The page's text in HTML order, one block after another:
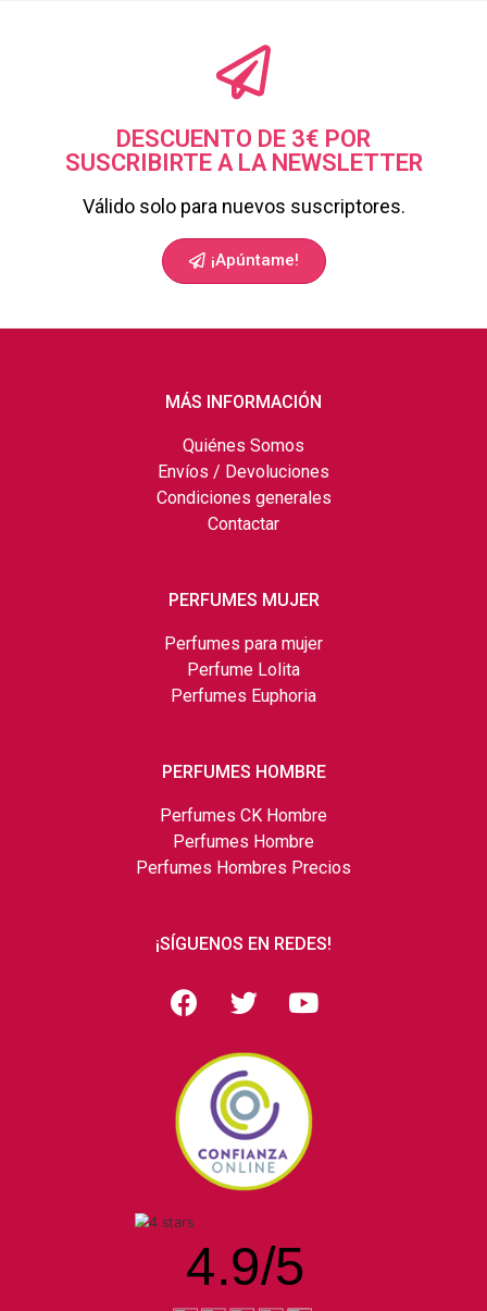
DESCUENTO DE 3€ POR
SUSCRIBIRTE A LA NEWSLETTER
Válido solo para nuevos suscriptores.
¡Apúntame!
MÁS INFORMACIÓN
Quiénes Somos
Envíos / Devoluciones
Condiciones generales
Contactar
PERFUMES MUJER
Perfumes para mujer
Perfume Lolita
Perfumes Euphoria
PERFUMES HOMBRE
Perfumes CK Hombre
Perfumes Hombre
Perfumes Hombres Precios
¡SÍGUENOS EN REDES!
4.9/5